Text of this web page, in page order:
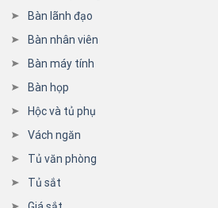
Bàn lãnh đạo
Bàn nhân viên
Bàn máy tính
Bàn họp
Hộc và tủ phụ
Vách ngăn
Tủ văn phòng
Tủ sắt